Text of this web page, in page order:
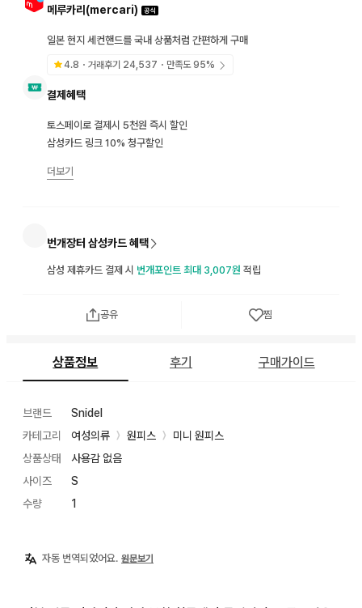
메루카리(mercari)
일본 현지 세컨핸드를 국내 상품처럼 간편하게 구매
4.8 ・거래후기 24,537 ・만족도95%
결제혜택
토스페이로 결제시 5천원 즉시 할인
삼성카드 링크 10% 청구할인
더보기
번개장터 삼성카드 혜택
삼성 제휴카드 결제 시 번개포인트 최대 3,007원 적립
공유 찜
상품정보 후기 구매가이드
브랜드
Snidel
카테고리
여성의류 〉 원피스 〉
미니 원피스
상품상태
사용감 없음
사이즈
S
수량
1
자동 번역되었어요. 원문보기